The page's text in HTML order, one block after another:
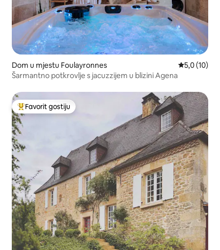
Dom u mjestu Foulayronnes Prosječna
5,0 (10)
Šarmantno potkrovlje s jacuzzijem u blizini Agena
Glavni favorit gostiju
Favorit gostiju